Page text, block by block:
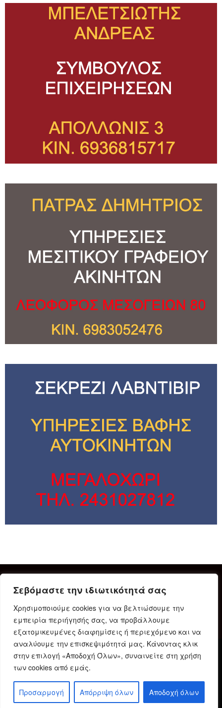
Σεβόμαστε την ιδιωτικότητά σας
Χρησιμοποιούμε cookies για να βελτιώσουμε την
εμπειρία περιήγησής σας, να προβάλλουμε
εξατομικευμένες διαφημίσεις ή περιεχόμενο και να
αναλύουμε την επισκεψιμότητά μας. Κάνοντας κλικ
στην επιλογή «Αποδοχή Όλων», συναινείτε στη χρήση
των cookies από εμάς.
Προσαρμογή Απόρριψη όλων Αποδοχή όλων
Δήλωση Συμμόρφωσης Ταυτότητα
Όροι χρήσης
Πολιτική προστασίας προσωπικών δεδομένων
Πολιτική Cookies
© 2023 Karditsain.gr